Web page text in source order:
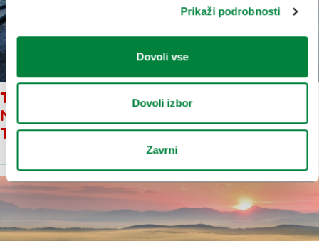
Prikaži podrobnosti
Dovoli vse
Dovoli izbor
Zavrni
TUDI V NOVEMBRU SE
NADALJUJE SERIJA RASTI
TURISTIČNE STATISTIKE